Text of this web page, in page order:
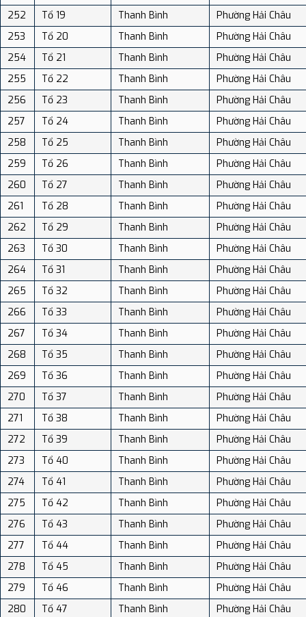
252
Tổ 19 Thanh Bình
Phường Hải Châu
253
Tổ 20 Thanh Bình
Phường Hải Châu
254
Tổ 21 Thanh Bình
Phường Hải Châu
255
Tổ 22 Thanh Bình
Phường Hải Châu
256
Tổ 23 Thanh Bình
Phường Hải Châu
257
Tổ 24 Thanh Bình
Phường Hải Châu
258
Tổ 25 Thanh Bình
Phường Hải Châu
259
Tổ 26 Thanh Bình
Phường Hải Châu
260
Tổ 27 Thanh Bình
Phường Hải Châu
261
Tổ 28 Thanh Bình
Phường Hải Châu
262
Tổ 29 Thanh Bình
Phường Hải Châu
263
Tổ 30 Thanh Bình
Phường Hải Châu
264
Tổ 31 Thanh Bình
Phường Hải Châu
265
Tổ 32 Thanh Bình
Phường Hải Châu
266
Tổ 33 Thanh Bình
Phường Hải Châu
267
Tổ 34 Thanh Bình
Phường Hải Châu
268
Tổ 35 Thanh Bình
Phường Hải Châu
269
Tổ 36 Thanh Bình
Phường Hải Châu
270
Tổ 37 Thanh Bình
Phường Hải Châu
271
Tổ 38 Thanh Bình
Phường Hải Châu
272
Tổ 39 Thanh Bình
Phường Hải Châu
273
Tổ 40 Thanh Bình
Phường Hải Châu
274
Tổ 41 Thanh Bình
Phường Hải Châu
275
Tổ 42 Thanh Bình
Phường Hải Châu
276
Tổ 43 Thanh Bình
Phường Hải Châu
277
Tổ 44 Thanh Bình
Phường Hải Châu
278
Tổ 45 Thanh Bình
Phường Hải Châu
279
Tổ 46 Thanh Bình
Phường Hải Châu
280
Tổ 47 Thanh Bình
Phường Hải Châu